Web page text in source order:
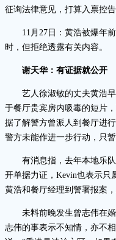
征询法律意见，打算入禀控告
11月27日：黄浩被爆年前
时，但拒绝透露有关内容。
谢天华：有证据就公开
艺人徐淑敏的丈夫黄浩早
于餐厅贵宾房内吸毒的短片
据了解警方曾派人到餐厅进
警方未能作进一步行动，只
有消息指，去年本地乐队
开单据力证，Kevin也表示只
黄浩和餐厅经理到警署报案
未料前晚发生曾志伟在婚
志伟的事表示不知情，亦不